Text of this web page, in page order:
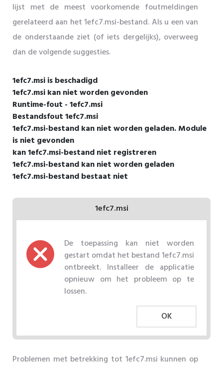
lijst met de meest voorkomende foutmeldingen
gerelateerd aan het 1efc7.msi-bestand. Als u een van
de onderstaande ziet (of iets dergelijks), overweeg
dan de volgende suggesties.
1efc7.msi is beschadigd
1efc7.msi kan niet worden gevonden
Runtime-fout - 1efc7.msi
Bestandsfout 1efc7.msi
1efc7.msi-bestand kan niet worden geladen. Module
is niet gevonden
kan 1efc7.msi-bestand niet registreren
1efc7.msi-bestand kan niet worden geladen
1efc7.msi-bestand bestaat niet
1efc7.msi
De toepassing kan niet worden
gestart omdat het bestand 1efc7.msi
ontbreekt. Installeer de applicatie
opnieuw om het probleem op te
lossen.
OK
Problemen met betrekking tot 1efc7.msi kunnen op